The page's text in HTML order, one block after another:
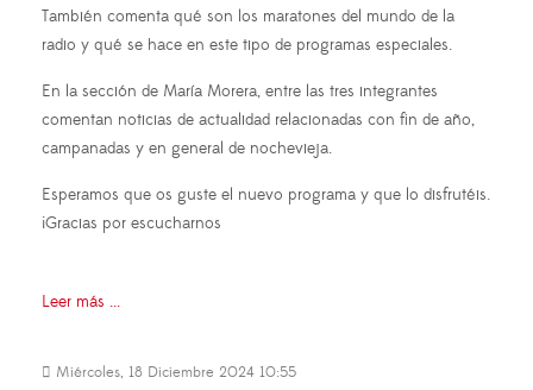
También comenta qué son los maratones del mundo de la
radio y qué se hace en este tipo de programas especiales.
En la sección de María Morera, entre las tres integrantes
comentan noticias de actualidad relacionadas con fin de año,
campanadas y en general de nochevieja.
Esperamos que os guste el nuevo programa y que lo disfrutéis.
¡Gracias por escucharnos
Leer más ...
Miércoles, 18 Diciembre 2024 10:55